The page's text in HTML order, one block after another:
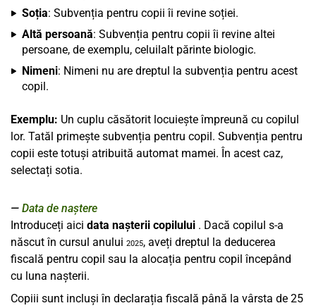
Soția: Subvenția pentru copii îi revine soției.
Altă persoană: Subvenția pentru copii îi revine altei
persoane, de exemplu, celuilalt părinte biologic.
Nimeni: Nimeni nu are dreptul la subvenția pentru acest
copil.
Exemplu: Un cuplu căsătorit locuiește împreună cu copilul
lor. Tatăl primește subvenția pentru copil. Subvenția pentru
copii este totuși atribuită automat mamei. În acest caz,
selectați sotia.
Data de naștere
Introduceți aici data nașterii copilului . Dacă copilul s-a
născut în cursul anului 2025, aveți dreptul la deducerea
fiscală pentru copil sau la alocația pentru copil începând
cu luna nașterii.
Copiii sunt incluși în declarația fiscală până la vârsta de 25